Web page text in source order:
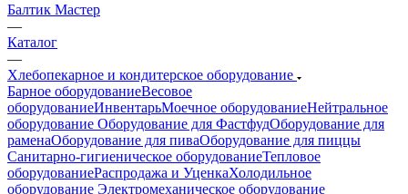
Балтик Мастер
—
Каталог
—
Хлебопекарное и кондитерское оборудование
Барное оборудованиеВесовое
оборудованиеИнвентарьМоечное оборудованиеНейтральное
оборудование Оборудование для ФастфудОборудование для
раменаОборудование для пиваОборудование для пиццы
Санитарно-гигиеническое оборудованиеТепловое
оборудованиеРаспродажа и УценкаХолодильное
оборудование Электромеханическое оборудование